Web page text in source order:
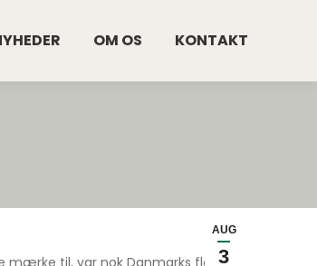
OM OS KONTAKT
AUG
3
mærke til, var nok Danmarks flottes